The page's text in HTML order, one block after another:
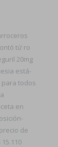
tứ ro
20mg
está-
todos
en
de